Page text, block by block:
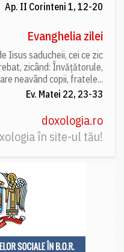
Ap. II Corinteni 1, 12-20
Evanghelia zilei
Iisus saducheii, cei ce zic
zicând: Învățătorule,
neavând copii, fratele...
Ev. Matei 22, 23-33
doxologia.ro
în site-ul tău!